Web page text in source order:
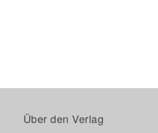
Über den Verlag